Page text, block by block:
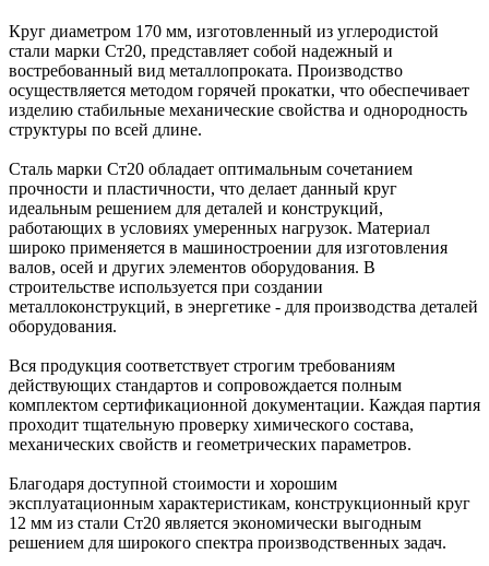
Круг диаметром 170 мм, изготовленный из углеродистой
стали марки Ст20, представляет собой надежный и
востребованный вид металлопроката. Производство
осуществляется методом горячей прокатки, что обеспечивает
изделию стабильные механические свойства и однородность
структуры по всей длине.
Сталь марки Ст20 обладает оптимальным сочетанием
прочности и пластичности, что делает данный круг
идеальным решением для деталей и конструкций,
работающих в условиях умеренных нагрузок. Материал
широко применяется в машиностроении для изготовления
валов, осей и других элементов оборудования. В
строительстве используется при создании
металлоконструкций, в энергетике - для производства деталей
оборудования.
Вся продукция соответствует строгим требованиям
действующих стандартов и сопровождается полным
комплектом сертификационной документации. Каждая партия
проходит тщательную проверку химического состава,
механических свойств и геометрических параметров.
Благодаря доступной стоимости и хорошим
эксплуатационным характеристикам, конструкционный круг
12 мм из стали Ст20 является экономически выгодным
решением для широкого спектра производственных задач.